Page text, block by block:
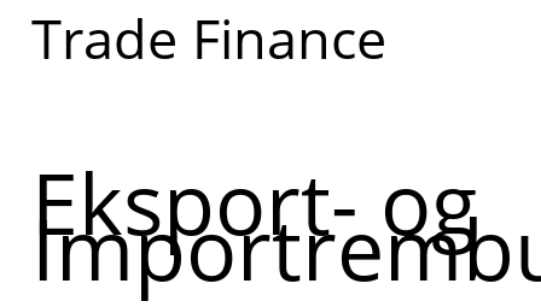
Read
more
Trade Finance
Eksport- og